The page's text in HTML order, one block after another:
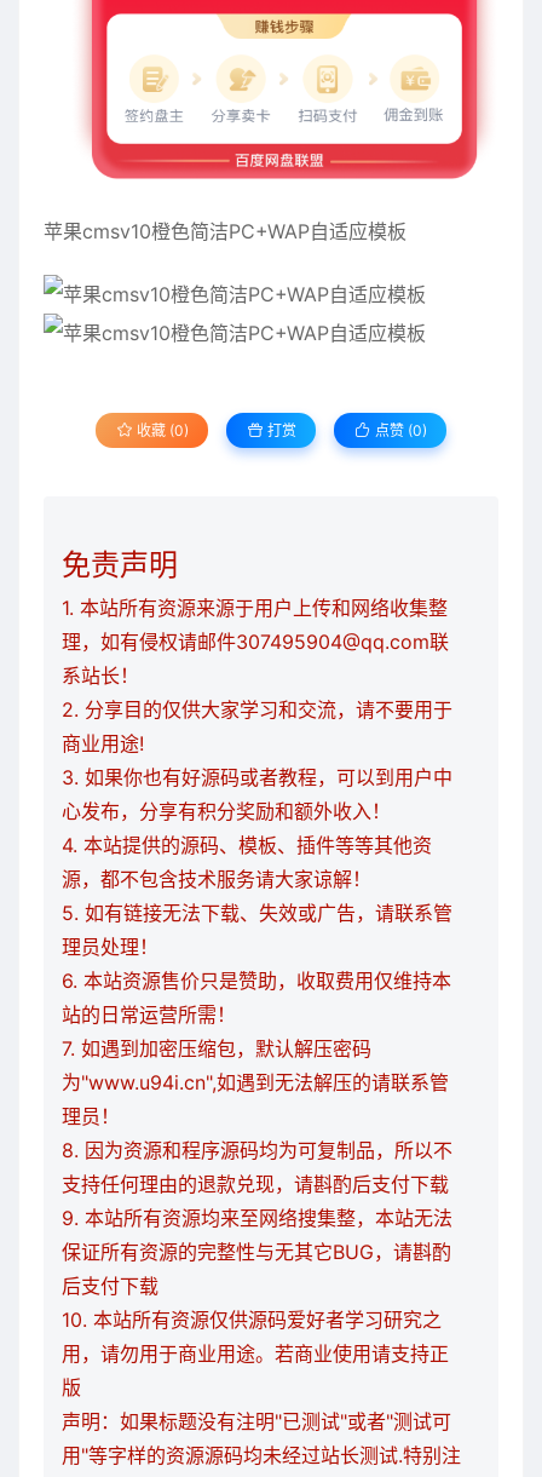
苹果cmsv10橙色简洁PC+WAP自适应模板
收藏 (0) 打赏 点赞 (0)
免责声明
1. 本站所有资源来源于用户上传和网络收集整
理，如有侵权请邮件307495904@qq.com联
系站长！
2. 分享目的仅供大家学习和交流，请不要用于
商业用途!
3. 如果你也有好源码或者教程，可以到用户中
心发布，分享有积分奖励和额外收入！
4. 本站提供的源码、模板、插件等等其他资
源，都不包含技术服务请大家谅解！
5. 如有链接无法下载、失效或广告，请联系管
理员处理！
6. 本站资源售价只是赞助，收取费用仅维持本
站的日常运营所需！
7. 如遇到加密压缩包，默认解压密码
为"www.u94i.cn",如遇到无法解压的请联系管
理员！
8. 因为资源和程序源码均为可复制品，所以不
支持任何理由的退款兑现，请斟酌后支付下载
9. 本站所有资源均来至网络搜集整，本站无法
保证所有资源的完整性与无其它BUG，请斟酌
后支付下载
10. 本站所有资源仅供源码爱好者学习研究之
用，请勿用于商业用途。若商业使用请支持正
版
声明：如果标题没有注明"已测试"或者"测试可
用"等字样的资源源码均未经过站长测试.特别注